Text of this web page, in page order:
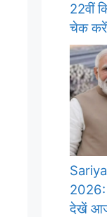
22वीं
चेक
2026:
देखें आज